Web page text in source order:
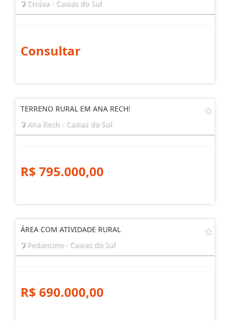
Criúva - Caxias do Sul
Consultar
TERRENO RURAL EM ANA RECH!
Ana Rech - Caxias do Sul
R$ 795.000,00
ÁREA COM ATIVIDADE RURAL
Pedancino - Caxias do Sul
R$ 690.000,00